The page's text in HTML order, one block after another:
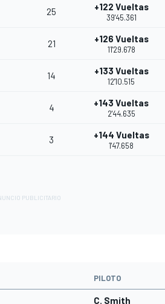
25 +122 Vueltas
39'45.361
21 +126 Vueltas
11'29.678
14 +133 Vueltas
12'10.515
4 +143 Vueltas
2'44.635
3 +144 Vueltas
1'47.658
PILOTO
C. Smith